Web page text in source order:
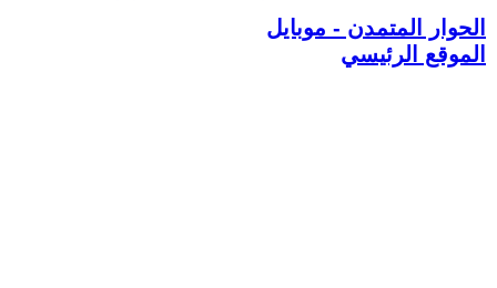
الحوار المتمدن - موبايل
الموقع الرئيسي